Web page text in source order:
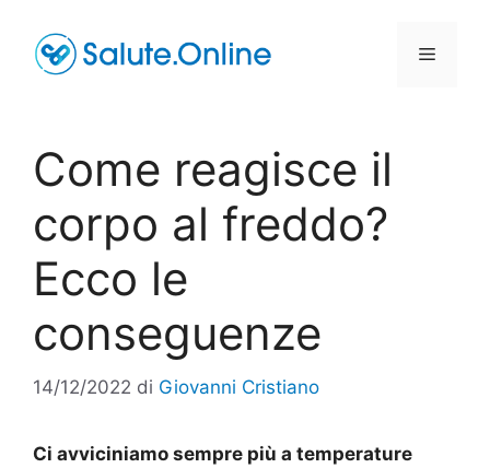
contenuto
Menu
Come reagisce il
corpo al freddo?
Ecco le
conseguenze
14/12/2022 di Giovanni Cristiano
Ci avviciniamo sempre più a temperature